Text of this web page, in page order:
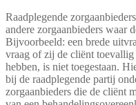
Raadplegende
andere zorgaanbieders waar
Bijvoorbeeld: een brede
vraag of zij de cliënt toevallig
hebben, is niet toegestaan.
bij de raadplegende partij
zorgaanbieders die de cliënt